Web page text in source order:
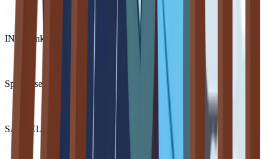
ING Bank
Sparkasse
SANFELICE 1893 Banca Popolare